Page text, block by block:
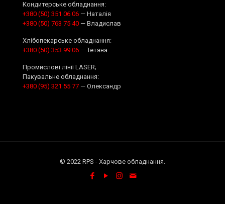
Кондитерське обладнання:
+380 (50) 351 06 06 — Наталія
+380 (50) 763 75 40 — Владислав
Хлібопекарське обладнання:
+380 (50) 353 99 06 — Тетяна
Промислові лінії LASER;
Пакувальне обладнання:
+380 (95) 321 55 77 — Олександр
© 2022 RPS - Харчове обладнання.